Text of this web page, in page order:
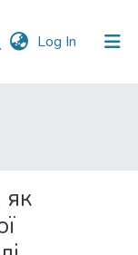
Log In (current)
як